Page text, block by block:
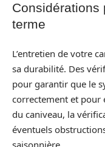
Considérations
terme
L’entretien de votre
sa durabilité. Des
pour garantir que le
correctement et pour
du caniveau, la
éventuels
saisonnière.